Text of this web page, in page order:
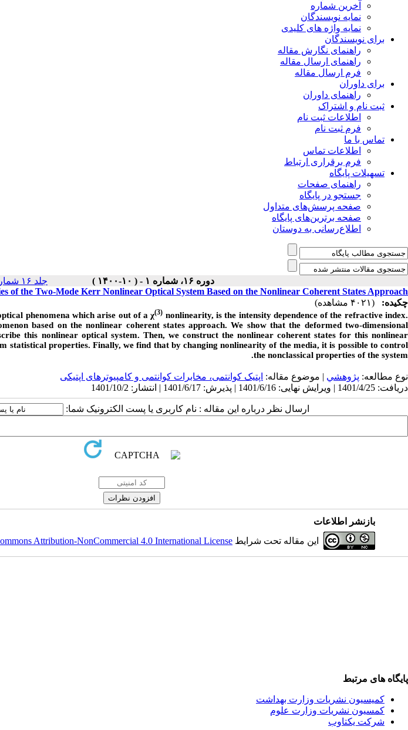
آخرین شماره
نمایه نویسندگان
نمایه واژه های کلیدی
برای نویسندگان
راهنمای نگارش مقاله
راهنمای ارسال مقاله
فرم ارسال مقاله
برای داوران
راهنمای داوران
ثبت نام و اشتراک
اطلاعات ثبت نام
فرم ثبت نام
تماس با ما
اطلاعات تماس
فرم برقراری ارتباط
تسهیلات پایگاه
راهنمای صفحات
جستجو در پایگاه
صفحه پرسش‌های متداول
صفحه برترین‌های پایگاه
اطلاع‌رسانی به دوستان
دوره ۱۶، شماره ۱ - ( ۱۰-۱۴۰۰ ) جلد ۱۶ شماره ۱ صفحات ۳۶-۲۷
of the Two-Mode Kerr Nonlinear Optical System Based on the Nonlinear Coherent States Approach
چکیده:
(۴۰۲۱ مشاهده)
phenomena which arise out of a χ(3) nonlinearity, is the intensity dependence of the refractive index.
based on the nonlinear coherent states approach. We show that the deformed two-dimensional
this nonlinear optical system. Then, we construct the nonlinear coherent states for this nonlinear
statistical properties. Finally, we find that by changing nonlinearity of the media, it is possible to control
the nonclassical properties of the system.
نوع مطالعه: پژوهشي | موضوع مقاله: اپتیک کوانتمی، مخابرات کوانتمی و کامپیوترهای اپتیکی
دریافت: 1401/4/25 | ویرایش نهایی: 1401/6/16 | پذیرش: 1401/6/17 | انتشار: 1401/10/2
ارسال نظر درباره این مقاله : نام کاربری یا پست الکترونیک شما:
بازنشر اطلاعات
این مقاله تحت شرایط Attribution-NonCommercial 4.0 International License
پایگاه های مرتبط
کمیسیون نشریات وزارت بهداشت
کمسیون نشریات وزارت علوم
شرکت یکتاوب